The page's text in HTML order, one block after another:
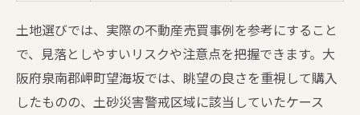
土地選びでは、実際の不動産売買事例を参考にすること
で、見落としやすいリスクや注意点を把握できます。大
阪府泉南郡岬町望海坂では、眺望の良さを重視して購入
したものの、土砂災害警戒区域に該当していたケース